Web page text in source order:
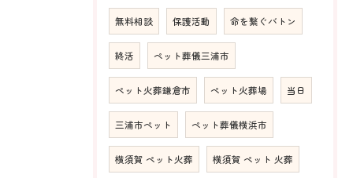
無料相談 保護活動 命を繋ぐバトン
終活 ペット葬儀三浦市
ペット火葬鎌倉市 ペット火葬場 当日
三浦市ペット ペット葬儀横浜市
横須賀 ペット火葬 横須賀 ペット 火葬